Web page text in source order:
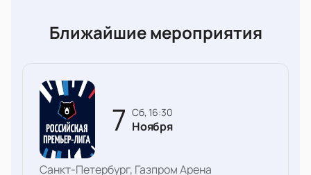
Ближайшие мероприятия
7 сб, 16:30
Ноября
Санкт-Петербург, Газпром Арена